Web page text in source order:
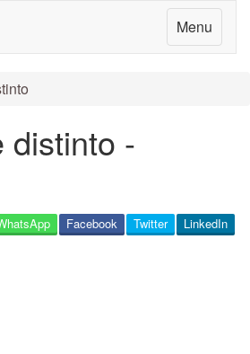
Menu
distinto -
LinkedIn
Twitter
Facebook